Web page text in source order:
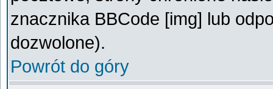
znacznika BBCode [img] lub
dozwolone).
Powrót do góry